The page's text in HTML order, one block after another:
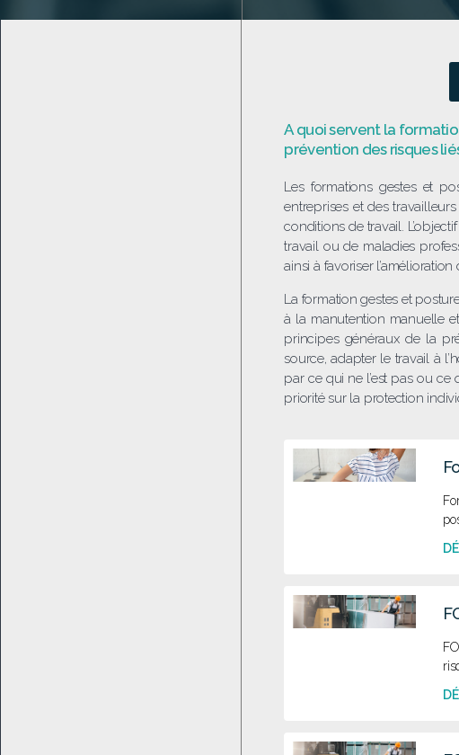
A quoi servent la
prévention des risques
Les formations gestes et
entreprises et des
conditions de travail.
travail ou de maladies
ainsi à favoriser
La formation gestes et
à la manutention manuelle
principes généraux de la
source, adapter le travail à
par ce qui ne l’est pas ou
priorité sur la protection